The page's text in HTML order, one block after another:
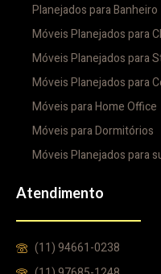
Planejados para Banheiro
Móveis Planejados para
Móveis Planejados para
Móveis Planejados para
Móveis para Home Office
Móveis para Dormitórios
Móveis Planejados para
Atendimento
(11) 94661-0238